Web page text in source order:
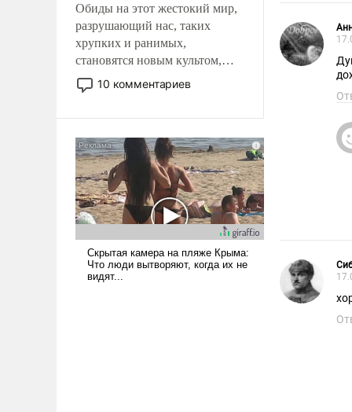
Обиды на этот жестокий мир,
разрушающий нас, таких
хрупких и ранимых,
становятся новым культом,
постепенно вытесняя и
отменяя традиционное
ударами судьбы, брать на себя
ответственность, помогать
слабым, идти вперед и
адаптироваться.
10 комментариев